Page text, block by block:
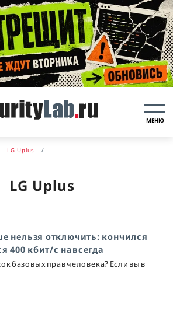
МЕНЮ
LG Uplus
LG Uplus
нельзя отключить: кончился
400 кбит/с навсегда
базовых прав человека? Если вы в